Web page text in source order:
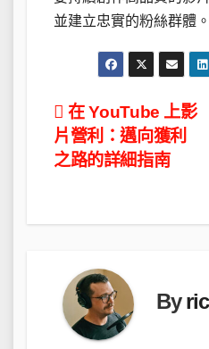
並建立忠實的粉絲群體。
文
章
覽
在 YouTube 上影
片營利：邁向獲利
之路的詳細指南
By